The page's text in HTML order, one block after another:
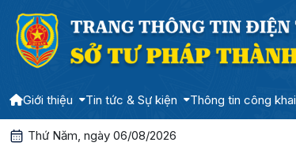
Giới thiệu Tin tức & Sự kiện Thông tin công khai
Thứ Năm, ngày 06/08/2026